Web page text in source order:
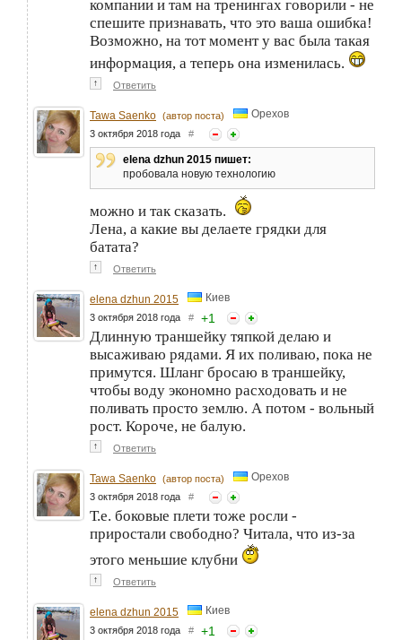
компании и там на тренингах говорили - не
спешите признавать, что это ваша ошибка!
Возможно, на тот момент у вас была такая
информация, а теперь она изменилась.
↑ Ответить
Tawa Saenko (автор поста) Орехов
3 октября 2018 года #
elena dzhun 2015 пишет:
пробовала новую технологию
можно и так сказать.
Лена, а какие вы делаете грядки для
батата?
↑ Ответить
elena dzhun 2015 Киев
3 октября 2018 года # +1
Длинную траншейку тяпкой делаю и
высаживаю рядами. Я их поливаю, пока не
примутся. Шланг бросаю в траншейку,
чтобы воду экономно расходовать и не
поливать просто землю. А потом - вольный
рост. Короче, не балую.
↑ Ответить
Tawa Saenko (автор поста) Орехов
3 октября 2018 года #
Т.е. боковые плети тоже росли -
приростали свободно? Читала, что из-за
этого меньшие клубни
↑ Ответить
elena dzhun 2015 Киев
3 октября 2018 года # +1